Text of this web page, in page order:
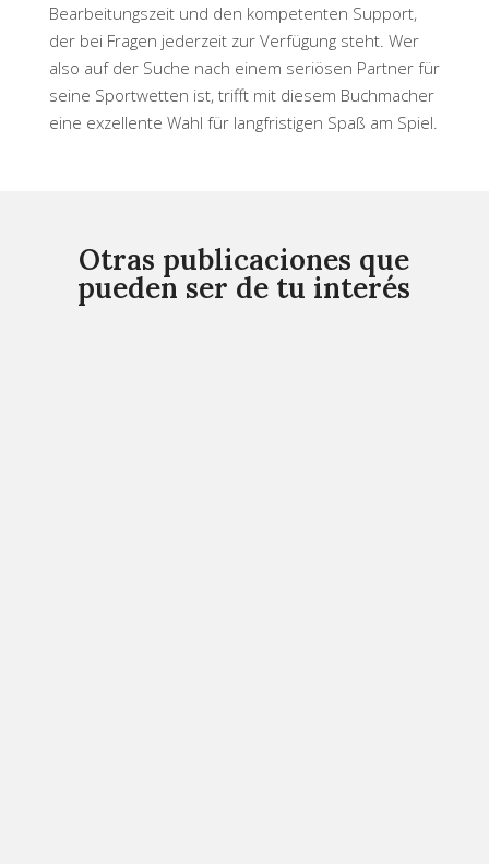
Bearbeitungszeit und den kompetenten Support,
der bei Fragen jederzeit zur Verfügung steht. Wer
also auf der Suche nach einem seriösen Partner für
seine Sportwetten ist, trifft mit diesem Buchmacher
eine exzellente Wahl für langfristigen Spaß am Spiel.
Otras publicaciones que
pueden ser de tu interés